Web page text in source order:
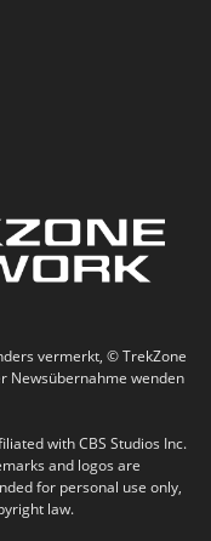
vermerkt, © TrekZone
Newsübernahme wenden
with CBS Studios Inc.
and logos are
for personal use only,
law.